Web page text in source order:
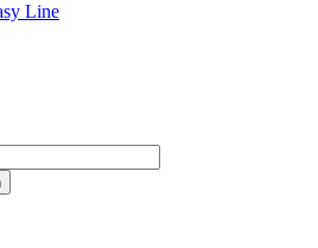
Line